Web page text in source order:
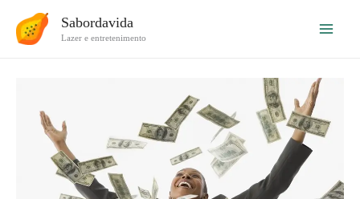
para
Sabordavida
Lazer e entretenimento